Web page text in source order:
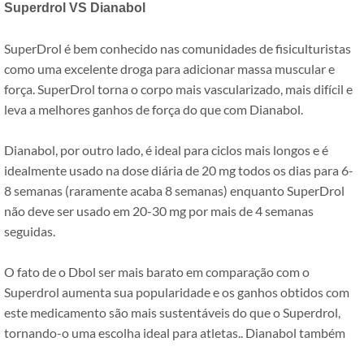
Superdrol VS Dianabol
SuperDrol é bem conhecido nas comunidades de fisiculturistas
como uma excelente droga para adicionar massa muscular e
força. SuperDrol torna o corpo mais vascularizado, mais difícil e
leva a melhores ganhos de força do que com Dianabol.
Dianabol, por outro lado, é ideal para ciclos mais longos e é
idealmente usado na dose diária de 20 mg todos os dias para 6-
8 semanas (raramente acaba 8 semanas) enquanto SuperDrol
não deve ser usado em 20-30 mg por mais de 4 semanas
seguidas.
O fato de o Dbol ser mais barato em comparação com o
Superdrol aumenta sua popularidade e os ganhos obtidos com
este medicamento são mais sustentáveis ​​do que o Superdrol,
tornando-o uma escolha ideal para atletas.. Dianabol também